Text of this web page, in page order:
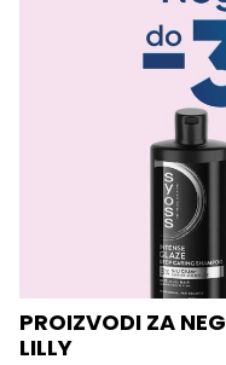
PROIZVODI ZA
LILLY